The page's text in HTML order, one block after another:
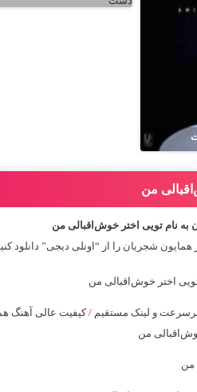
من
به نام تویی اختر خوش‌اقبالی من
همایون شجریان را از “اونلی دیجی” دانلود
و لینک مستقیم /کیفیت عالی آهنگ
من